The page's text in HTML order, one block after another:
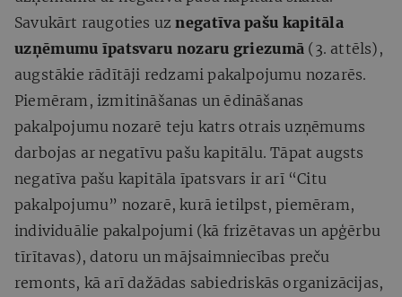
Savukārt raugoties uznegatīva pašu kapitāla
uzņēmumu īpatsvaru nozaru griezumā (3. attēls),
augstākie rādītāji redzami pakalpojumu nozarēs.
Piemēram, izmitināšanas un ēdināšanas
pakalpojumu nozarē teju katrs otrais uzņēmums
darbojas ar negatīvu pašu kapitālu. Tāpat augsts
negatīva pašu kapitāla īpatsvars ir arī “Citu
pakalpojumu” nozarē, kurā ietilpst, piemēram,
individuālie pakalpojumi (kā frizētavas un apģērbu
tīrītavas), datoru un mājsaimniecības preču
remonts, kā arī dažādas sabiedriskās organizācijas,